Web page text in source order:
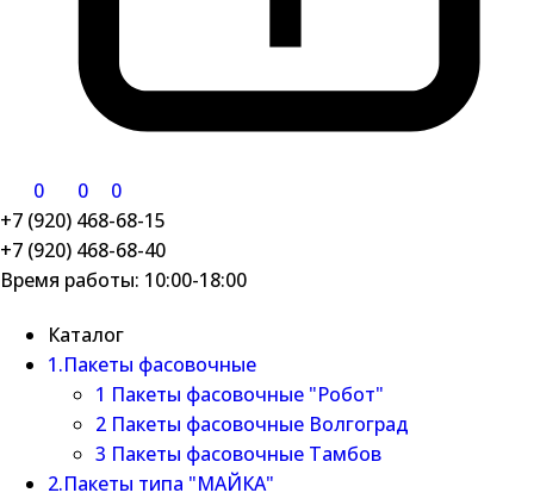
0 0
0
+7 (920) 468-68-15
+7 (920) 468-68-40
Время работы: 10:00-18:00
Каталог
1.Пакеты фасовочные
1 Пакеты фасовочные "Робот"
2 Пакеты фасовочные Волгоград
3 Пакеты фасовочные Тамбов
2.Пакеты типа "МАЙКА"